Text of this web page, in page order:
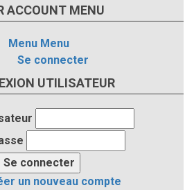
ACCOUNT MENU
Menu Menu
Se connecter
UTILISATEUR
un nouveau compte